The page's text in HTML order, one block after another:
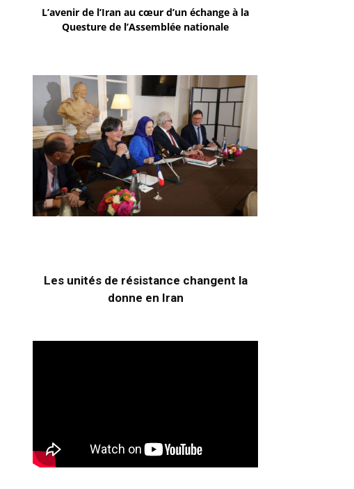
L’avenir de l’Iran au cœur d’un échange à la
Questure de l’Assemblée nationale
Les unités de résistance changent la
donne en Iran